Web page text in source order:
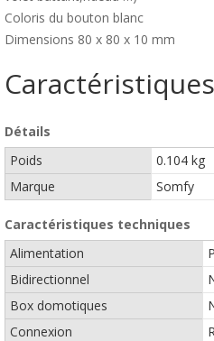
Coloris du bouton blanc
Dimensions 80 x 80 x 10 mm
Détails
Poids
0.104 kg
Marque
Somfy
Caractéristiques techniques
Alimentation
Bidirectionnel
Box domotiques
Connexion